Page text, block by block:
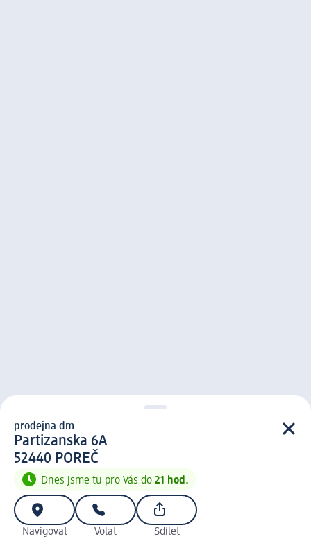
prodejna d m
prodejna dm
Partizanska 6A
5 2 4 4 0
52440 POREČ
Dnes jsme tu pro Vás do 21 hod.
Navigovat Volat Sdílet